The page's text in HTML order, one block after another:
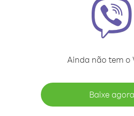
Ainda não tem o
Baixe agora